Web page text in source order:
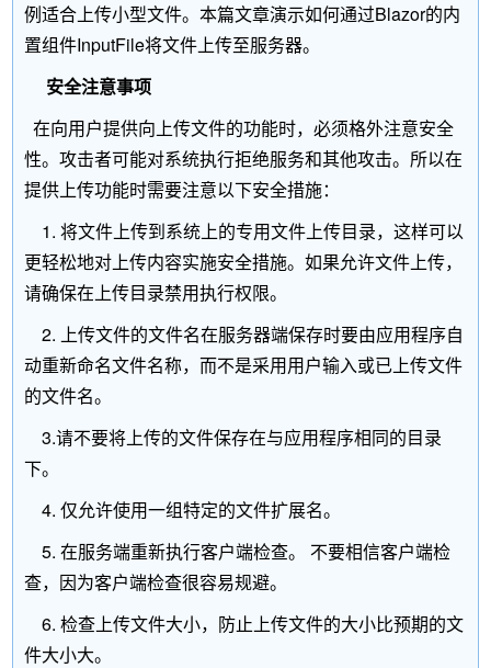
例适合上传小型文件。本篇文章演示如何通过Blazor的内
置组件InputFile将文件上传至服务器。
安全注意事项
在向用户提供向上传文件的功能时，必须格外注意安全
性。攻击者可能对系统执行拒绝服务和其他攻击。所以在
提供上传功能时需要注意以下安全措施：
1. 将文件上传到系统上的专用文件上传目录，这样可以
更轻松地对上传内容实施安全措施。如果允许文件上传，
请确保在上传目录禁用执行权限。
2. 上传文件的文件名在服务器端保存时要由应用程序自
动重新命名文件名称，而不是采用用户输入或已上传文件
的文件名。
3.请不要将上传的文件保存在与应用程序相同的目录
下。
4. 仅允许使用一组特定的文件扩展名。
5. 在服务端重新执行客户端检查。 不要相信客户端检
查，因为客户端检查很容易规避。
6. 检查上传文件大小，防止上传文件的大小比预期的文
件大小大。